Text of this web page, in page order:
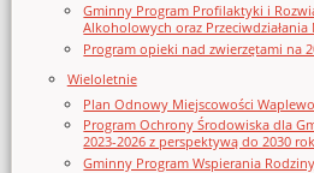
Gminny Program Profilaktyki i
Alkoholowych oraz
Program opieki nad zwierzętami na
Wieloletnie
Plan Odnowy Miejscowości
Program Ochrony Środowiska dla
2023-2026 z perspektywą do 2030
Gminny Program Wspierania